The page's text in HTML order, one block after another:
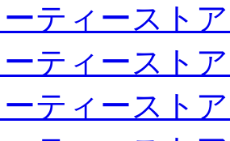
ティースト
ティースト
ティースト